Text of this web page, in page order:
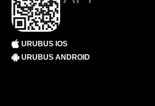
URUBUS IOS
URUBUS ANDROID